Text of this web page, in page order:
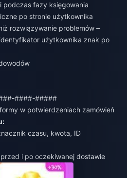
podczas fazy księgowania
po stronie użytkownika
rozwiązywanie problemów –
użytkownika znak po
####-#####
w potwierdzeniach zamówień
czasu, kwota, ID
i po oczekiwanej dostawie